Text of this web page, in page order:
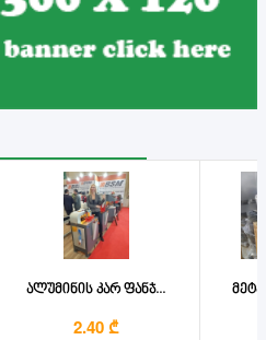
ალუმინის კარ ფანჯ...
2.40 ₾